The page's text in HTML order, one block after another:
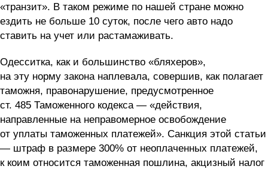
«транзит». В таком режиме по нашей стране можно
ездить не больше 10 суток, после чего авто надо
ставить на учет или растамаживать.
Одесситка, как и большинство «бляхеров»,
на эту норму закона наплевала, совершив, как полагает
таможня, правонарушение, предусмотренное
ст. 485 Таможенного кодекса — «действия,
направленные на неправомерное освобождение
от уплаты таможенных платежей». Санкция этой статьи
— штраф в размере 300% от неоплаченных платежей,
к коим относится таможенная пошлина, акцизный налог